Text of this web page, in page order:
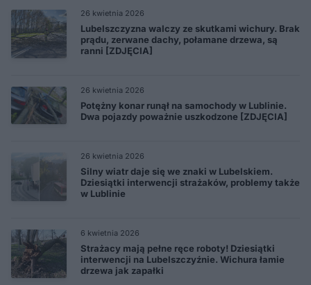
26 kwietnia 2026
Lubelszczyzna walczy ze skutkami wichury. Brak
prądu, zerwane dachy, połamane drzewa, są
ranni [ZDJĘCIA]
26 kwietnia 2026
Potężny konar runął na samochody w Lublinie.
Dwa pojazdy poważnie uszkodzone [ZDJĘCIA]
26 kwietnia 2026
Silny wiatr daje się we znaki w Lubelskiem.
Dziesiątki interwencji strażaków, problemy także
w Lublinie
6 kwietnia 2026
Strażacy mają pełne ręce roboty! Dziesiątki
interwencji na Lubelszczyźnie. Wichura łamie
drzewa jak zapałki